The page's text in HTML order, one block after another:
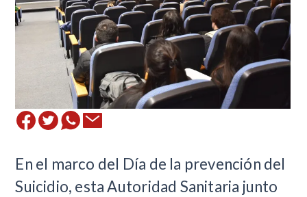
​En el marco del Día de la prevención del
Suicidio, esta Autoridad Sanitaria junto